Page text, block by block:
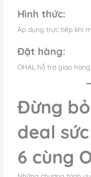
Hình thức:
Áp dụng trực tiếp khi
Đặt hàng:
OHAL hỗ trợ giao
Đừng
deal
6 cùng